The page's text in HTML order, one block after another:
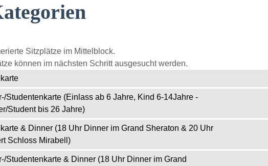
Sitzplätze im Mittelblock.
können im nächsten Schritt ausgesucht werden.
Studentenkarte (Einlass ab 6 Jahre, Kind 6-14Jahre -
Student bis 26 Jahre)
& Dinner (18 Uhr Dinner im Grand Sheraton & 20 Uhr
Schloss Mirabell)
Studentenkarte & Dinner (18 Uhr Dinner im Grand